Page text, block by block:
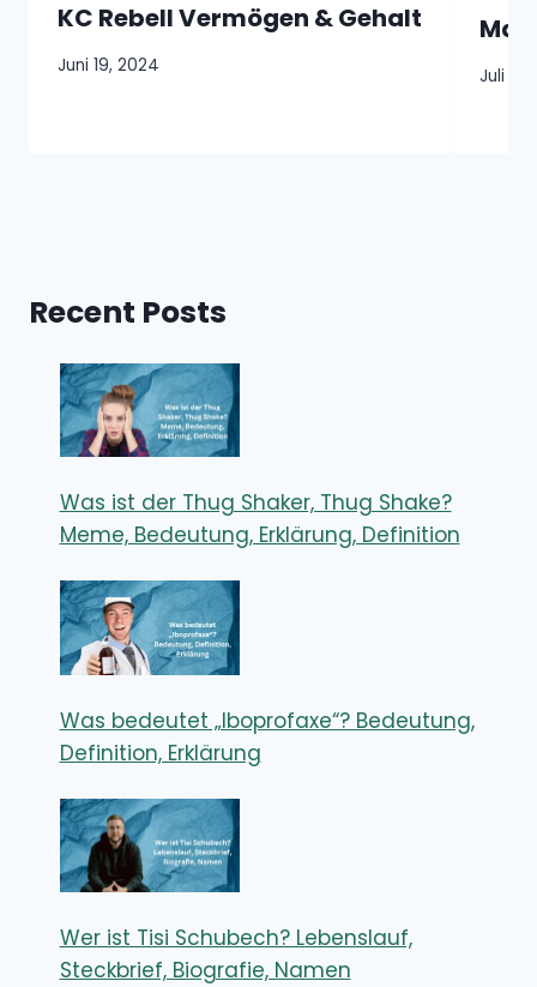
KC Rebell Vermögen & Gehalt
Juni 19, 2024 Juli 18,
Recent Posts
Was ist der Thug Shaker, Thug Shake?
Meme, Bedeutung, Erklärung, Definition
Was bedeutet „Iboprofaxe“? Bedeutung,
Definition, Erklärung
Wer ist Tisi Schubech? Lebenslauf,
Steckbrief, Biografie, Namen